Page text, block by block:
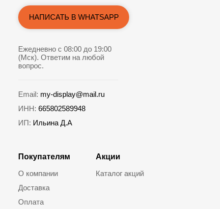
Покупателям
О компании
Доставка
Оплата
Акции
Каталог акций
НАПИСАТЬ В WHATSAPP
Ежедневно с 08:00 до 19:00
(Мск). Ответим на любой
вопрос.
Email: my-display@mail.ru
ИНН: 665802589948
ИП: Ильина Д.А